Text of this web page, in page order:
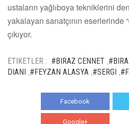
ustaların yağlıboya tekniklerini
yakalayan sanatçının eserlerinde
çıkıyor.
ETIKETLER : #BIRAZ CENNET
DIANI #FEYZAN ALASYA #SERGI
Facebook
Google+